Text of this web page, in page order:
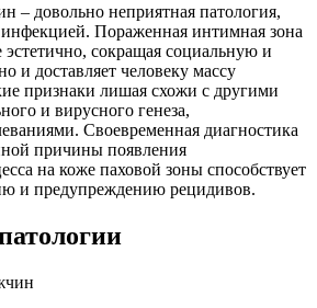
– довольно неприятная патология,
Пораженная интимная зона
эстетично, сокращая социальную и
и доставляет человеку массу
признаки лишая схожи с другими
и вирусного генеза,
Своевременная диагностика
причины появления
на коже паховой зоны способствует
и предупреждению рецидивов.